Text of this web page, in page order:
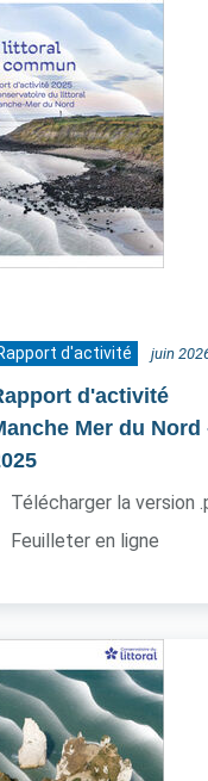
d'activité juin
d'activité
Mer du Nord
Télécharger la version
Feuilleter en ligne